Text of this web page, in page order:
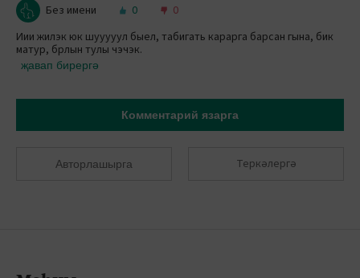
Без имени 0
0
Иии жилэк юк шууууул быел, табигать карарга барсан гына, бик
матур, брлын тулы чэчэк.
җавап бирергә
Комментарий язарга
Авторлашырга Теркәлергә